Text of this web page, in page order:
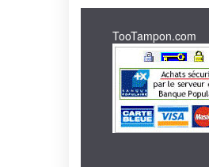
TooTampon.com